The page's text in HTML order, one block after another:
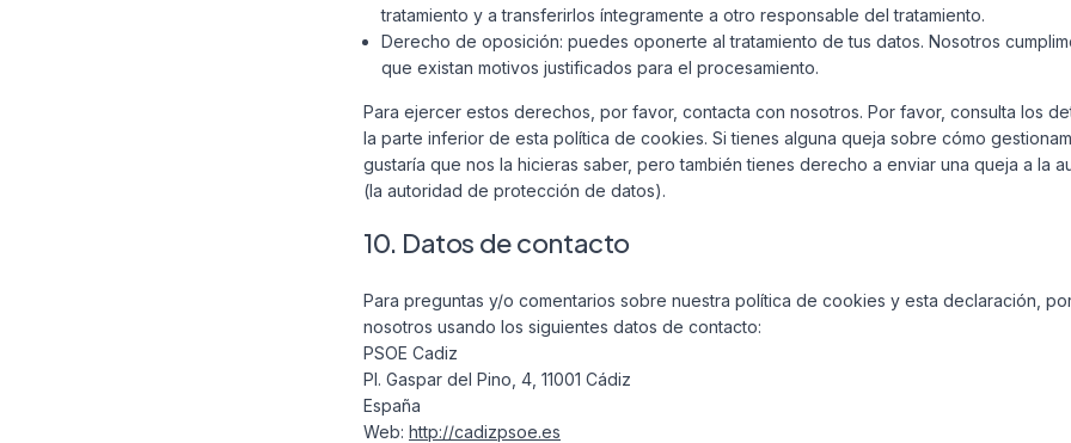
tratamiento y a transferirlos íntegramente a otro responsable del tratamiento.
Derecho de oposición: puedes oponerte al tratamiento de tus datos. Nosotros
que existan motivos justificados para el procesamiento.
Para ejercer estos derechos, por favor, contacta con nosotros. Por favor, consulta los
la parte inferior de esta política de cookies. Si tienes alguna queja sobre cómo
gustaría que nos la hicieras saber, pero también tienes derecho a enviar una queja a la
(la autoridad de protección de datos).
10. Datos de contacto
Para preguntas y/o comentarios sobre nuestra política de cookies y esta declaración,
nosotros usando los siguientes datos de contacto:
PSOE Cadiz
Pl. Gaspar del Pino, 4, 11001 Cádiz
España
Web: http://cadizpsoe.es